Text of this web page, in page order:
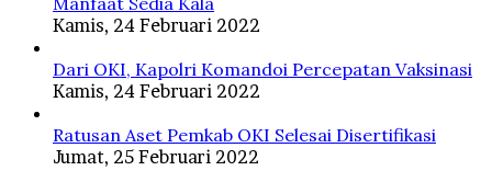
Kamis, 24 Februari 2022
Dari OKI, Kapolri Komandoi Percepatan Vaksinasi
Kamis, 24 Februari 2022
Ratusan Aset Pemkab OKI Selesai Disertifikasi
Jumat, 25 Februari 2022